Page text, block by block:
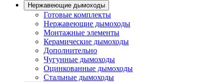
Нержавеющие дымоходы
Готовые комплекты
Нержавеющие дымоходы
Монтажные элементы
Керамические дымоходы
Дополнительно
Чугунные дымоходы
Оцинкованные дымоходы
Стальные дымоходы